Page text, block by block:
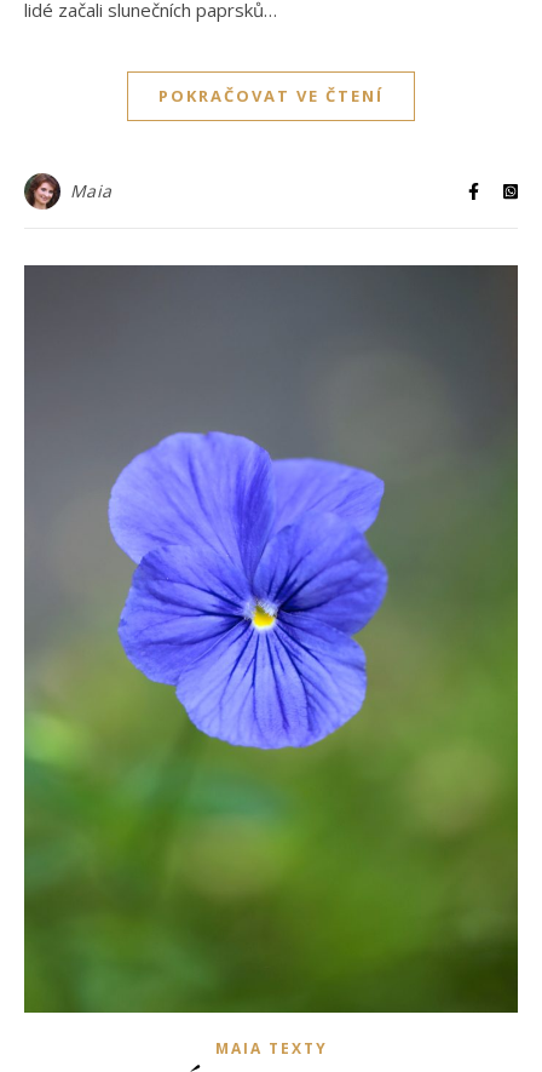
lidé začali slunečních paprsků…
POKRAČOVAT VE ČTENÍ
Maia
MAIA TEXTY